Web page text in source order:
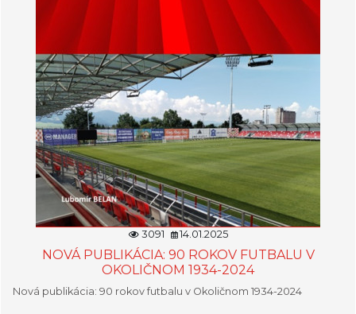
3091 14.01.2025
NOVÁ PUBLIKÁCIA: 90 ROKOV FUTBALU V
OKOLIČNOM 1934-2024
Nová publikácia: 90 rokov futbalu v Okoličnom 1934-2024